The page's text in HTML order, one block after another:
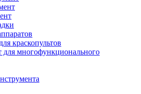
краскопультов
для многофункционального